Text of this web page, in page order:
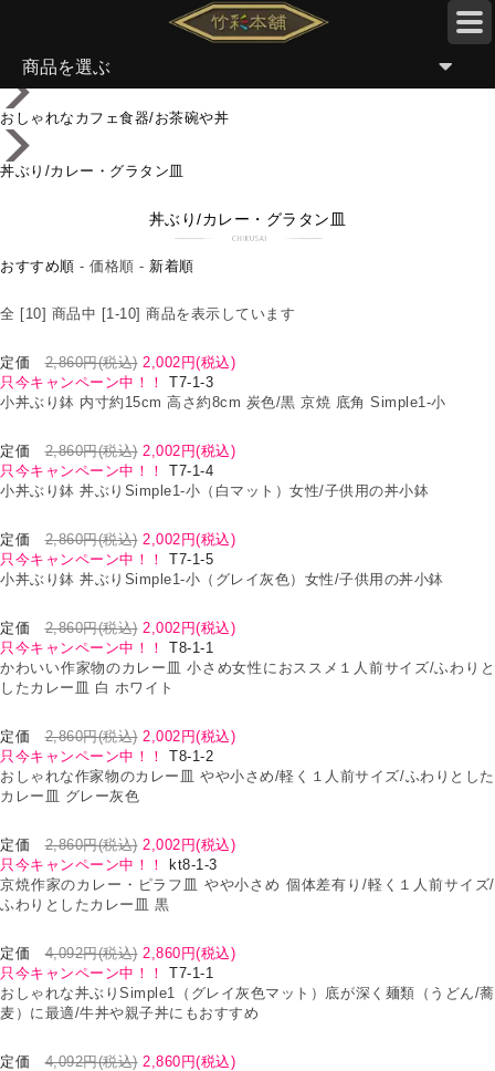
商品を選ぶ
TOP
おしゃれなカフェ食器/お茶碗や丼
丼ぶり/カレー・グラタン皿
丼ぶり/カレー・グラタン皿
おすすめ順 - 価格順 - 新着順
全 [10] 商品中 [1-10] 商品を表示しています
定価2,860円(税込) 2,002円(税込)
只今キャンペーン中！！ T7-1-3
小丼ぶり鉢 内寸約15cm 高さ約8cm 炭色/黒 京焼 底角 Simple1-小
定価2,860円(税込) 2,002円(税込)
只今キャンペーン中！！ T7-1-4
小丼ぶり鉢 丼ぶりSimple1-小（白マット）女性/子供用の丼小鉢
定価2,860円(税込) 2,002円(税込)
只今キャンペーン中！！ T7-1-5
小丼ぶり鉢 丼ぶりSimple1-小（グレイ灰色）女性/子供用の丼小鉢
定価2,860円(税込) 2,002円(税込)
只今キャンペーン中！！ T8-1-1
かわいい作家物のカレー皿 小さめ女性におススメ１人前サイズ/ふわりと
したカレー皿 白 ホワイト
定価2,860円(税込) 2,002円(税込)
只今キャンペーン中！！ T8-1-2
おしゃれな作家物のカレー皿 やや小さめ/軽く１人前サイズ/ふわりとした
カレー皿 グレー灰色
定価2,860円(税込) 2,002円(税込)
只今キャンペーン中！！
kt8-1-3
京焼作家のカレー・ピラフ皿 やや小さめ 個体差有り/軽く１人前サイズ/
ふわりとしたカレー皿 黒
定価4,092円(税込) 2,860円(税込)
只今キャンペーン中！！ T7-1-1
おしゃれな丼ぶりSimple1（グレイ灰色マット）底が深く麺類（うどん/蕎
麦）に最適/牛丼や親子丼にもおすすめ
定価4,092円(税込) 2,860円(税込)